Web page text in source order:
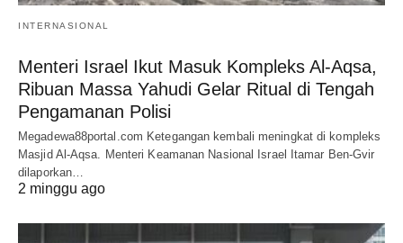
INTERNASIONAL
Menteri Israel Ikut Masuk Kompleks Al-Aqsa,
Ribuan Massa Yahudi Gelar Ritual di Tengah
Pengamanan Polisi
Megadewa88portal.com Ketegangan kembali meningkat di kompleks
Masjid Al-Aqsa. Menteri Keamanan Nasional Israel Itamar Ben-Gvir
dilaporkan…
2 minggu ago